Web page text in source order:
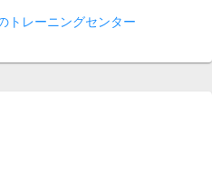
トレーニングセンター